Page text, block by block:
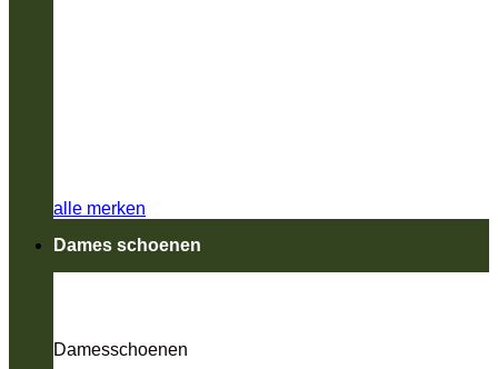
alle merken
Dames schoenen
Damesschoenen